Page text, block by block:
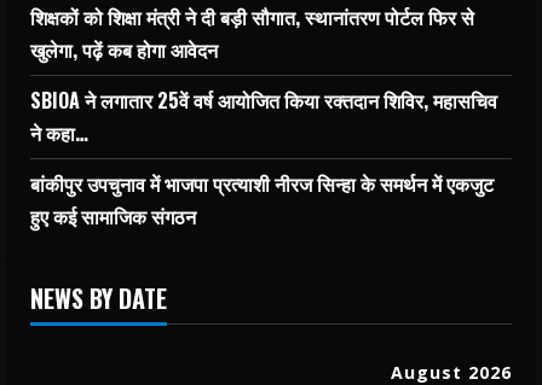
शिक्षकों को शिक्षा मंत्री ने दी बड़ी सौगात, स्थानांतरण पोर्टल फिर से
खुलेगा, पढ़ें कब होगा आवेदन
SBIOA ने लगातार 25वें वर्ष आयोजित किया रक्तदान शिविर, महासचिव
ने कहा…
बांकीपुर उपचुनाव में भाजपा प्रत्याशी नीरज सिन्हा के समर्थन में एकजुट
हुए कई सामाजिक संगठन
NEWS BY DATE
August 2026